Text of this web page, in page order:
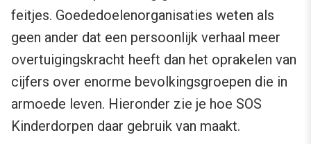
feitjes. Goededoelenorganisaties weten als
geen ander dat een persoonlijk verhaal meer
overtuigingskracht heeft dan het oprakelen van
cijfers over enorme bevolkingsgroepen die in
armoede leven. Hieronder zie je hoe SOS
Kinderdorpen daar gebruik van maakt.